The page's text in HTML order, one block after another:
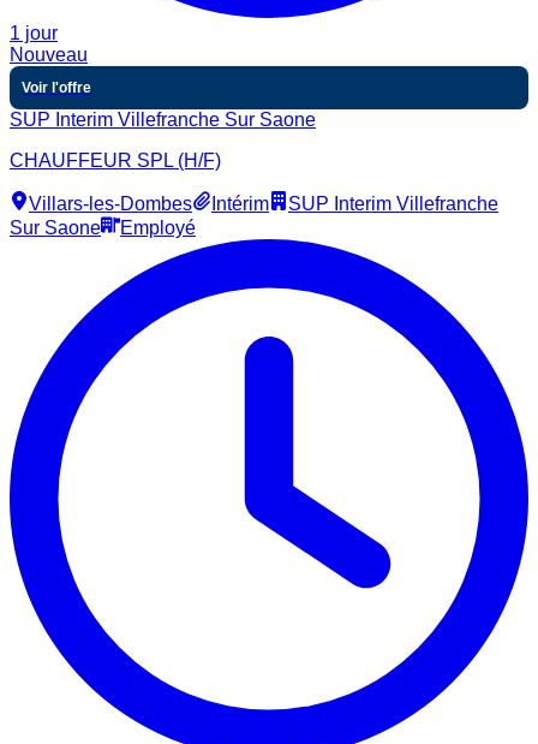
1 jour
Nouveau
Voir l'offre
SUP Interim Villefranche Sur Saone
CHAUFFEUR SPL (H/F)
Villars-les-Dombes Intérim
SUP Interim Villefranche
Sur Saone
Employé